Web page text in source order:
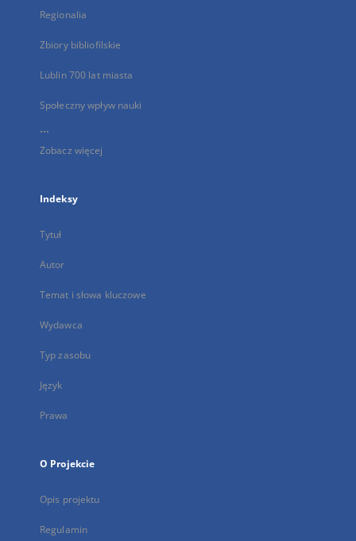
Regionalia
Zbiory bibliofilskie
Lublin 700 lat miasta
Społeczny wpływ nauki
...
Zobacz więcej
Indeksy
Tytuł
Autor
Temat i słowa kluczowe
Wydawca
Typ zasobu
Język
Prawa
O Projekcie
Opis projektu
Regulamin